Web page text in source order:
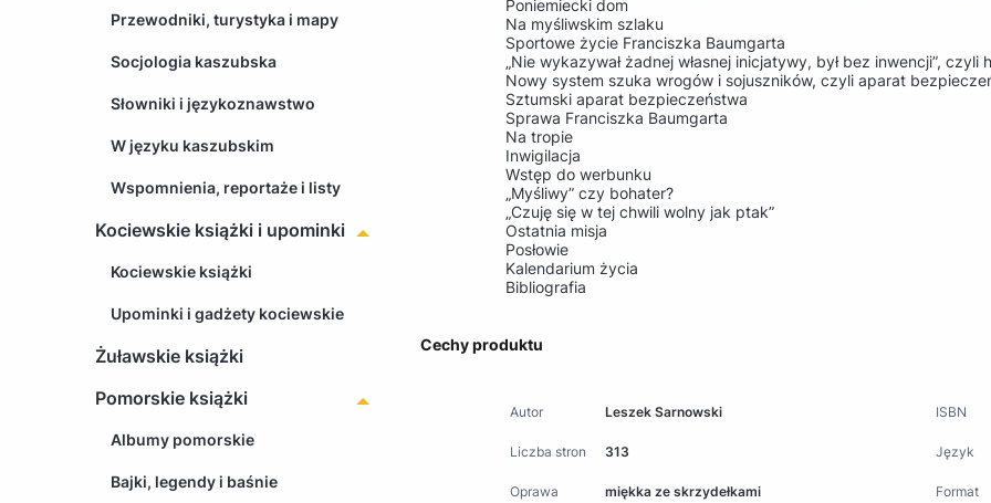
Przewodniki, turystyka i mapy
Socjologia kaszubska
Słowniki i językoznawstwo
W języku kaszubskim
Wspomnienia, reportaże i listy
Kociewskie książki i upominki
Kociewskie książki
Upominki i gadżety kociewskie
Żuławskie książki
Pomorskie książki
Albumy pomorskie
Bajki, legendy i baśnie
Poniemiecki dom
Na myśliwskim szlaku
Sportowe życie Franciszka Baumgarta
„Nie wykazywał żadnej własnej inicjatywy, był bez inwencji”,
Nowy system szuka wrogów i sojuszników, czyli aparat
Sztumski aparat bezpieczeństwa
Sprawa Franciszka Baumgarta
Na tropie
Inwigilacja
Wstęp do werbunku
„Myśliwy” czy bohater?
„Czuję się w tej chwili wolny jak ptak”
Ostatnia misja
Posłowie
Kalendarium życia
Bibliografia
Cechy produktu
Autor Leszek Sarnowski ISBN
Liczba stron 313 Język
Oprawa miękka ze skrzydełkami Format